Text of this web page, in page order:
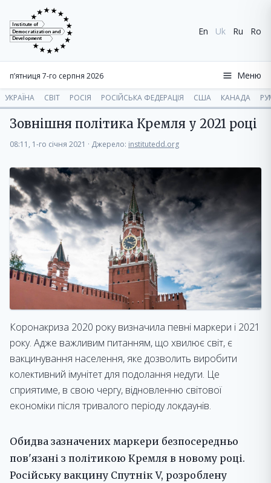
Institute of
Democratization and
Development
En Uk Ru Ro
п’ятниця 7-го серпня 2026 Меню
УКРАЇНА СВІТ РОСІЯ РОСІЙСЬКА ФЕДЕРАЦІЯ США КАНАДА
Зовнішня політика Кремля у 2021 році
08:11, 1-го січня 2021 · Джерело: institutedd.org
Коронакриза 2020 року визначила певні маркери і 2021
року. Адже важливим питанням, що хвилює світ, є
вакцинування населення, яке дозволить виробити
колективний імунітет для подолання недуги. Це
сприятиме, в свою чергу, відновленню світової
економіки після тривалого періоду локдаунів.
Обидва зазначених маркери безпосередньо
пов'язані з політикою Кремля в новому році.
Російську вакцину Спутнік V, розроблену